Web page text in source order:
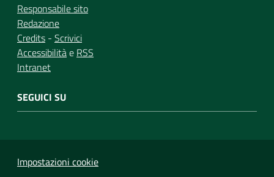
Responsabile sito
Redazione
Credits - Scrivici
Accessibilitàe RSS
Intranet
SEGUICI SU
Impostazioni cookie